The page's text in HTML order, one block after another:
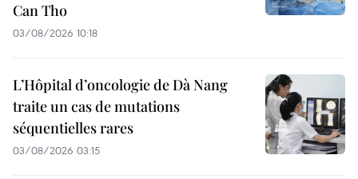
Can Tho
03/08/2026 10:18
L’Hôpital d’oncologie de Dà Nang
traite un cas de mutations
séquentielles rares
03/08/2026 03:15